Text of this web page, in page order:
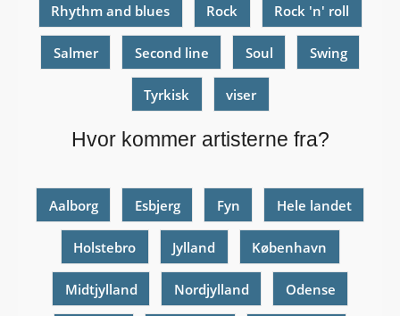
Rhythm and blues Rock Rock 'n' roll
Salmer Second line Soul Swing
Tyrkisk viser
Hvor kommer artisterne fra?
Aalborg Esbjerg Fyn Hele landet
Holstebro Jylland København
Midtjylland Nordjylland Odense